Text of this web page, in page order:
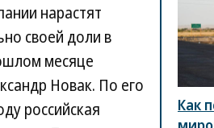
Как
нарастят
своей доли в
месяце
Новак. По его
российская